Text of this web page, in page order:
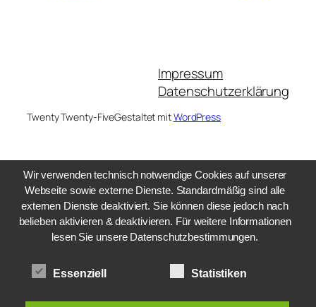
Impressum
Datenschutzerklärung
Twenty Twenty-FiveGestaltet mitWordPress
Wir verwenden technisch notwendige Cookies auf unserer
Webseite sowie externe Dienste. Standardmäßig sind alle
externen Dienste deaktiviert. Sie können diese jedoch nach
belieben aktivieren & deaktivieren. Für weitere Informationen
lesen Sie unsere Datenschutzbestimmungen.
Essenziell Statistiken